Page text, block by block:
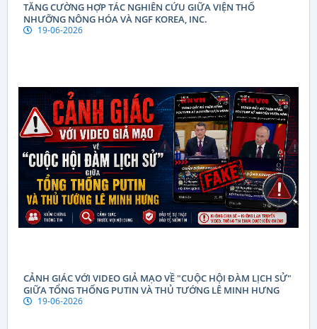
TĂNG CƯỜNG HỢP TÁC NGHIÊN CỨU GIỮA VIỆN THỔ
NHƯỠNG NÔNG HÓA VÀ NGF KOREA, INC.
19-06-2026
CẢNH GIÁC VỚI VIDEO GIẢ MẠO VỀ "CUỘC HỘI ĐÀM LỊCH SỬ"
GIỮA TỔNG THỐNG PUTIN VÀ THỦ TƯỚNG LÊ MINH HƯNG
19-06-2026